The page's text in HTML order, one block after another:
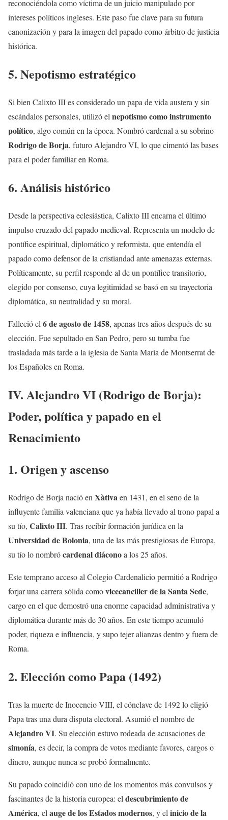
reconociéndola como víctima de un juicio manipulado por
intereses políticos ingleses. Este paso fue clave para su futura
canonización y para la imagen del papado como árbitro de justicia
histórica.
5. Nepotismo estratégico
Si bien Calixto III es considerado un papa de vida austera y sin
escándalos personales, utilizó elnepotismo como instrumento
político, algo común en la época. Nombró cardenal a su sobrino
Rodrigo de Borja, futuro Alejandro VI, lo que cimentó las bases
para el poder familiar en Roma.
6. Análisis histórico
Desde la perspectiva eclesiástica, Calixto III encarna el último
impulso cruzado del papado medieval. Representa un modelo de
pontífice espiritual, diplomático y reformista, que entendía el
papado como defensor de la cristiandad ante amenazas externas.
Políticamente, su perfil responde al de un pontífice transitorio,
elegido por consenso, cuya legitimidad se basó en su trayectoria
diplomática, su neutralidad y su moral.
Falleció el 6 de agosto de 1458, apenas tres años después de su
elección. Fue sepultado en San Pedro, pero su tumba fue
trasladada más tarde a la iglesia de Santa María de Montserrat de
los Españoles en Roma.
IV. Alejandro VI (Rodrigo de Borja):
Poder, política y papado en el
Renacimiento
1. Origen y ascenso
Rodrigo de Borja nació en Xàtivaen 1431, en el seno de la
influyente familia valenciana que ya había llevado al trono papal a
su tío, Calixto III. Tras recibir formación jurídica en la
Universidad de Bolonia, una de las más prestigiosas de Europa,
su tío lo nombrócardenal diáconoa los 25 años.
Este temprano acceso al Colegio Cardenalicio permitió a Rodrigo
forjar una carrera sólida comovicecanciller de la Santa Sede,
cargo en el que demostró una enorme capacidad administrativa y
diplomática durante más de 30 años. En este tiempo acumuló
poder, riqueza e influencia, y supo tejer alianzas dentro y fuera de
Roma.
2. Elección como Papa (1492)
Tras la muerte de Inocencio VIII, el cónclave de 1492 lo eligió
Papa tras una dura disputa electoral. Asumió el nombre de
Alejandro VI. Su elección estuvo rodeada de acusaciones de
simonía, es decir, la compra de votos mediante favores, cargos o
dinero, aunque nunca se probó formalmente.
Su papado coincidió con uno de los momentos más convulsos y
fascinantes de la historia europea: el descubrimiento de
América, el auge de los Estados modernos, y el inicio de la